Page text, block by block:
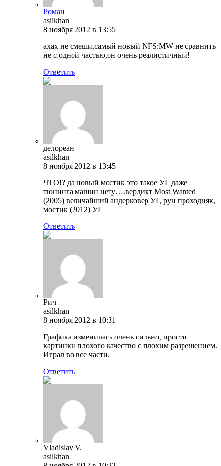
Роман
asilkhan
8 ноября 2012 в 13:55
ахах не смеши,самый новый NFS:MW не сравнить
не с одной частью,он очень реалистичный!
Ответить
делореан
asilkhan
8 ноября 2012 в 13:45
ЧТО!? да новый мостик это такое УГ даже
тюнинга машин нету….вердикт Most Wanted
(2005) величайший андерковер УГ, рун проходняк,
мостик (2012) УГ
Ответить
Рич
asilkhan
8 ноября 2012 в 10:31
Графика изменилась очень сильно, просто
картинки плохого качество с плохим разрешением.
Играл во все части.
Ответить
Vladislav V.
asilkhan